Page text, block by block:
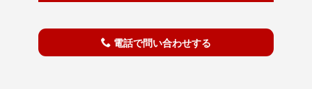
電話で問い合わせする